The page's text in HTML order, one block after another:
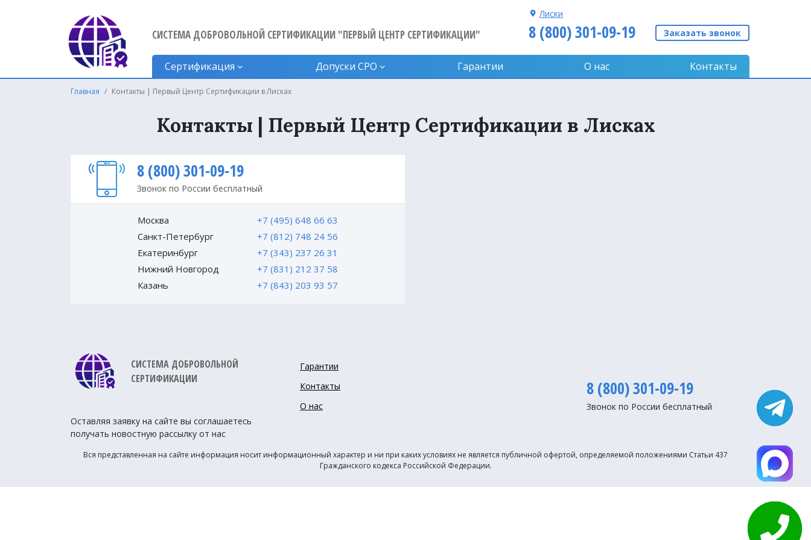
СИСТЕМА ДОБРОВОЛЬНОЙ СЕРТИФИКАЦИИ "ПЕРВЫЙ ЦЕНТР СЕРТИФИКАЦИИ"
Лиски
8 (800) 301-09-19 Заказать звонок
Сертификация Допуски CPO Гарантии О нас Контакты
Главная Контакты | Первый Центр Сертификации в Лисках
Контакты | Первый Центр Сертификации в Лисках
8 (800) 301-09-19
Звонок по России бесплатный
Москва
+7 (495) 648 66 63
Санкт-Петербург
+7 (812) 748 24 56
Екатеринбург
+7 (343) 237 26 31
Нижний Новгород
+7 (831) 212 37 58
Казань
+7 (843) 203 93 57
СИСТЕМА ДОБРОВОЛЬНОЙ
СЕРТИФИКАЦИИ
Оставляя заявку на сайте вы соглашаетесь
получать новостную рассылку от нас
Гарантии
Контакты
О нас
8 (800) 301-09-19
Звонок по России бесплатный
Вся представленная на сайте информация носит информационный характер и ни при каких условиях не является публичной офертой, определяемой положениями Статьи 437
Гражданского кодекса Российской Федерации.